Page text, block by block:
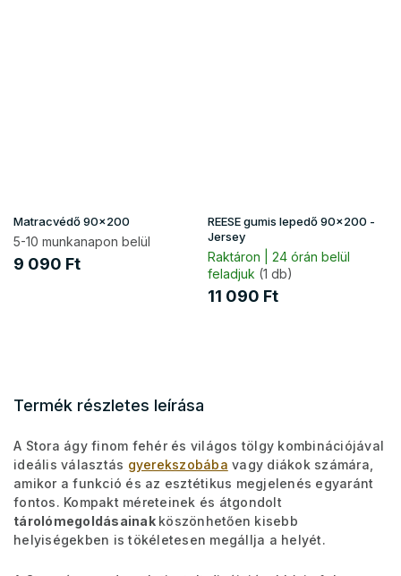
Matracvédő 90x200
5-10 munkanapon belül
9 090 Ft
REESE gumis lepedő 90x200 -
Jersey
Raktáron | 24 órán belül
feladjuk (1 db)
11 090 Ft
Termék részletes leírása
A Stora ágy finom fehér és világos tölgy kombinációjával
ideális választás gyerekszobába vagy diákok számára,
amikor a funkció és az esztétikus megjelenés egyaránt
fontos. Kompakt méreteinek és átgondolt
tárolómegoldásainak köszönhetően kisebb
helyiségekben is tökéletesen megállja a helyét.